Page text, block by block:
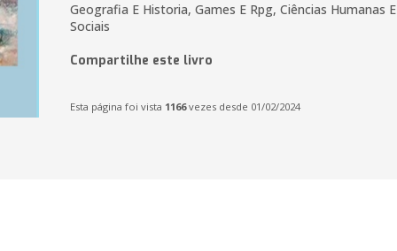
Geografia E Historia, Games E Rpg, Ciências Humanas E
Sociais
Compartilhe este livro
Esta página foi vista 1166vezes desde 01/02/2024